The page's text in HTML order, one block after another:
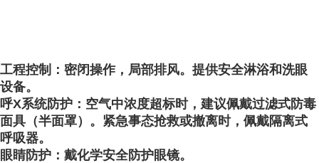
工程控制：密闭操作，局部排风。提供安全淋浴和洗眼
设备。
呼X系统防护：空气中浓度超标时，建议佩戴过滤式防毒
面具（半面罩）。紧急事态抢救或撤离时，佩戴隔离式
呼吸器。
眼睛防护：戴化学安全防护眼镜。